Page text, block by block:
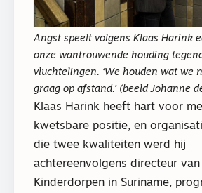
Angst speelt volgens Klaas Harink
onze wantrouwende houding
vluchtelingen. ‘We houden wat we
graag op afstand.’ (beeld Johanne
Klaas Harink heeft hart voor
kwetsbare positie, en
die twee kwaliteiten werd hij
achtereenvolgens directeur van
Kinderdorpen in Suriname,